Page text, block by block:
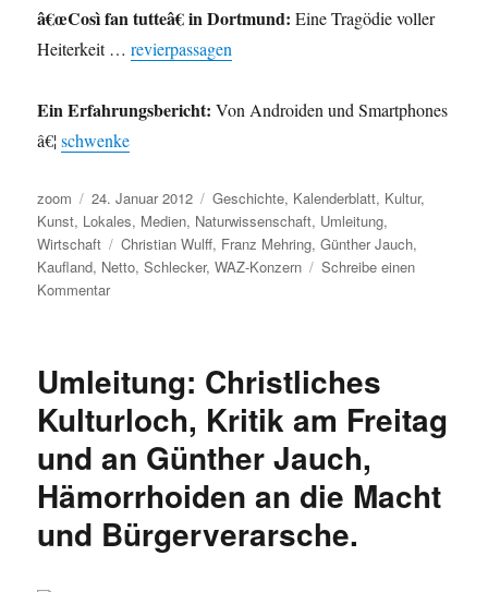
â€œCosì fan tutteâ€ in Dortmund: Eine Tragödie voller
Heiterkeit …revierpassagen
Ein Erfahrungsbericht: Von Androiden und Smartphones
â€¦schwenke
Autor
zoom
Veröffentlicht
am
24. Januar 2012 Kategorien
Geschichte, Kalenderblatt, Kultur,
Kunst, Lokales, Medien, Naturwissenschaft, Umleitung,
Wirtschaft
Schlagwörter
Christian Wulff, Franz Mehring,Günther Jauch,
Kaufland, Netto,Schlecker,WAZ-Konzern
Schreibe einen
Kommentarzu
Jauchen,
Elfenkunde,
Drogen
nehmen
und
rumfahren
Umleitung: Christliches
Kulturloch, Kritik am Freitag
und an Günther Jauch,
Hämorrhoiden an die Macht
und Bürgerverarsche.